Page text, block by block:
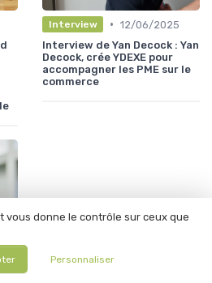
Interview • 12/06/2025
Interview de Yan Decock : Yan
Decock, crée YDEXE pour
accompagner les PME sur le
commerce
vous donne le contrôle sur ceux que
Personnaliser